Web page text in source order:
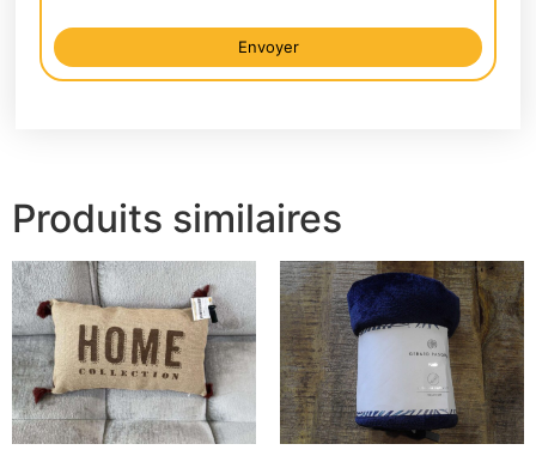
Envoyer
Alternative:
Produits similaires